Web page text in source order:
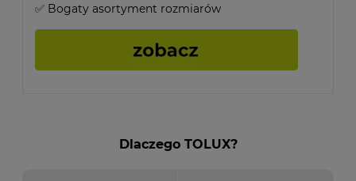
✅ Bogaty asortyment rozmiarów
Dlaczego TOLUX?